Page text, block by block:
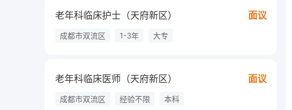
老年科临床护士（天府新区） 面议
成都市双流区 1-3年 大专
老年科临床医师（天府新区） 面议
成都市双流区 经验不限 本科